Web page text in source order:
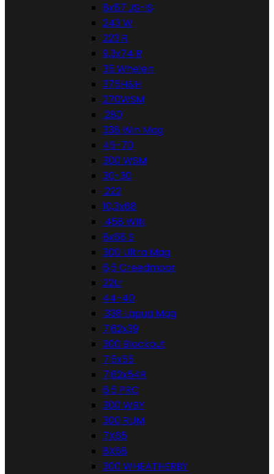
8x57 JS-IS
243 W
223 R
9,3x74 R
35 Whelen
375H&H
270WSM
.280
338 Win Mag
45-70
300 WSM
30-30
.222
10,3x68
.458 WIN
8x68 S
300 Ultra Mag
6,5 Creedmoor
22Lr
44-40
.338 Lapua Mag
7,62x39
300 Blackout
7,5x55
7,62x54R
6.5 PRC
300 WBY
300 RUM
7X65
8X68
300 WHEATHERBY